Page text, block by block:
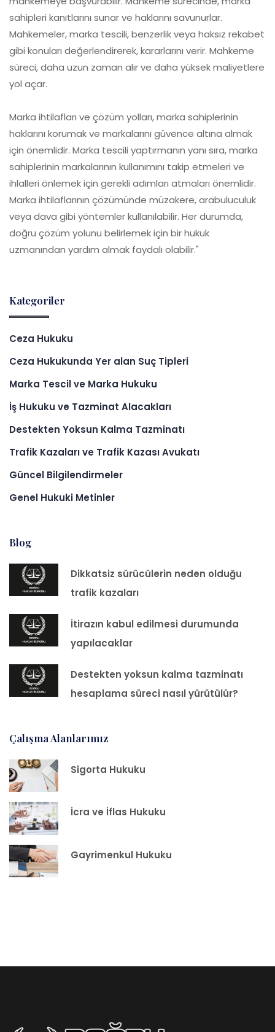
sahipleri kanıtlarını sunar ve haklarını savunurlar.
Mahkemeler, marka tescili, benzerlik veya haksız rekabet
gibi konuları değerlendirerek, kararlarını verir. Mahkeme
süreci, daha uzun zaman alır ve daha yüksek maliyetlere
yol açar.
Marka ihtilafları ve çözüm yolları, marka sahiplerinin
haklarını korumak ve markalarını güvence altına almak
için önemlidir. Marka tescili yaptırmanın yanı sıra, marka
sahiplerinin markalarının kullanımını takip etmeleri ve
ihlalleri önlemek için gerekli adımları atmaları önemlidir.
Marka ihtilaflarının çözümünde müzakere, arabuluculuk
veya dava gibi yöntemler kullanılabilir. Her durumda,
doğru çözüm yolunu belirlemek için bir hukuk
uzmanından yardım almak faydalı olabilir."
Kategoriler
Ceza Hukuku
Ceza Hukukunda Yer alan Suç Tipleri
Marka Tescil ve Marka Hukuku
İş Hukuku ve Tazminat Alacakları
Destekten Yoksun Kalma Tazminatı
Trafik Kazaları ve Trafik Kazası Avukatı
Güncel Bilgilendirmeler
Genel Hukuki Metinler
Blog
Dikkatsiz sürücülerin neden olduğu
trafik kazaları
İtirazın kabul edilmesi durumunda
yapılacaklar
Destekten yoksun kalma tazminatı
hesaplama süreci nasıl yürütülür?
Çalışma Alanlarımız
Sigorta Hukuku
İcra ve İflas Hukuku
Gayrimenkul Hukuku